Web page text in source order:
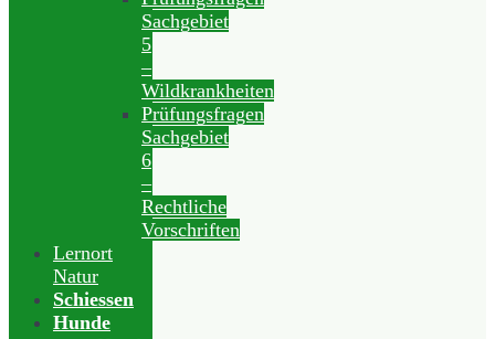
Sachgebiet
5
–
Wildkrankheiten
Prüfungsfragen
Sachgebiet
6
–
Rechtliche
Vorschriften
Lernort
Natur
Schiessen
Hunde